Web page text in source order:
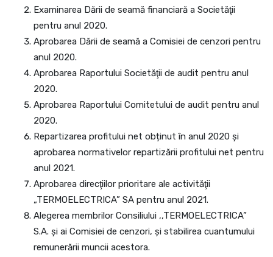
Examinarea Dării de seamă financiară a Societăţii
pentru anul 2020.
Aprobarea Dării de seamă a Comisiei de cenzori pentru
anul 2020.
Aprobarea Raportului Societăţii de audit pentru anul
2020.
Aprobarea Raportului Comitetului de audit pentru anul
2020.
Repartizarea profitului net obținut în anul 2020 și
aprobarea normativelor repartizării profitului net pentru
anul 2021.
Aprobarea direcţiilor prioritare ale activităţii
„TERMOELECTRICA” SA pentru anul 2021.
Alegerea membrilor Consiliului ,,TERMOELECTRICA”
S.A. și ai Comisiei de cenzori, și stabilirea cuantumului
remunerării muncii acestora.